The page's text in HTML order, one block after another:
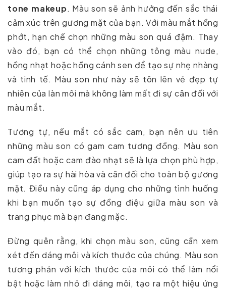
tone makeup. Màu son sẽ ảnh hưởng đến sắc thái
cảm xúc trên gương mặt của bạn. Với màu mắt hồng
phớt, hạn chế chọn những màu son quá đậm. Thay
vào đó, bạn có thể chọn những tông màu nude,
hồng nhạt hoặc hồng cánh sen để tạo sự nhẹ nhàng
và tinh tế. Màu son như này sẽ tôn lên vẻ đẹp tự
nhiên của làn môi mà không làm mất đi sự cân đối với
màu mắt.
Tương tự, nếu mắt có sắc cam, bạn nên ưu tiên
những màu son có gam cam tương đồng. Màu son
cam đất hoặc cam đào nhạt sẽ là lựa chọn phù hợp,
giúp tạo ra sự hài hòa và cân đối cho toàn bộ gương
mặt. Điều này cũng áp dụng cho những tình huống
khi bạn muốn tạo sự đồng điệu giữa màu son và
trang phục mà bạn đang mặc.
Đừng quên rằng, khi chọn màu son, cũng cần xem
xét đến dáng môi và kích thước của chúng. Màu son
tương phản với kích thước của môi có thể làm nổi
bật hoặc làm nhỏ đi dáng môi, tạo ra một hiệu ứng